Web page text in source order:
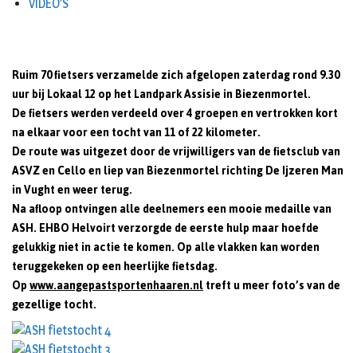
VIDEO’S
Ruim 70 fietsers verzamelde zich afgelopen zaterdag rond 9.30
uur bij Lokaal 12 op het Landpark Assisie in Biezenmortel.
De fietsers werden verdeeld over 4 groepen en vertrokken kort
na elkaar voor een tocht van 11 of 22 kilometer.
De route was uitgezet door de vrijwilligers van de fietsclub van
ASVZ en Cello en liep van Biezenmortel richting De Ijzeren Man
in Vught en weer terug.
Na afloop ontvingen alle deelnemers een mooie medaille van
ASH. EHBO Helvoirt verzorgde de eerste hulp maar hoefde
gelukkig niet in actie te komen. Op alle vlakken kan worden
teruggekeken op een heerlijke fietsdag.
Opwww.aangepastsportenhaaren.nltreft u meer foto’s van de
gezellige tocht.